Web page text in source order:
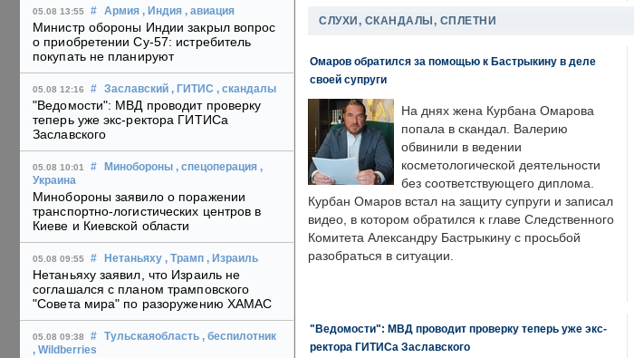
05.08 13:55 # Армия , Индия , авиация
Министр обороны Индии закрыл вопрос
о приобретении Су-57: истребитель
покупать не планируют
05.08 12:16 # Заславский , ГИТИС , скандалы
"Ведомости": МВД проводит проверку
теперь уже экс-ректора ГИТИСа
Заславского
05.08 10:01 # Минобороны , спецоперация ,
Украина
Минобороны заявило о поражении
транспортно-логистических центров в
Киеве и Киевской области
05.08 09:55 # Нетаньяху , Трамп , Израиль
Нетаньяху заявил, что Израиль не
соглашался с планом трамповского
"Совета мира" по разоружению ХАМАС
05.08 09:38 # Тульскаяобласть , беспилотник
, Wildberries
СЛУХИ, СКАНДАЛЫ, СПЛЕТНИ
Омаров обратился за помощью к Бастрыкину в деле
своей супруги
На днях жена Курбана Омарова
попала в скандал. Валерию
обвинили в ведении
косметологической деятельности
без соответствующего диплома.
Курбан Омаров встал на защиту супруги и записал
видео, в котором обратился к главе Следственного
Комитета Александру Бастрыкину с просьбой
разобраться в ситуации.
"Ведомости": МВД проводит проверку теперь уже экс-
ректора ГИТИСа Заславского